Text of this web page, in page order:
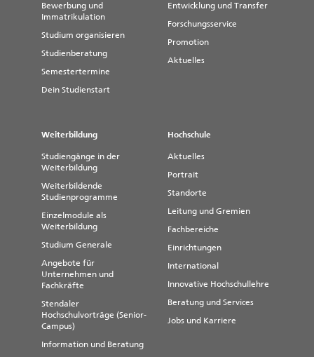
Bewerbung und
Immatrikulation
Studium organisieren
Studienberatung
Semestertermine
Dein Studienstart
Entwicklung und Transfer
Forschungsservice
Promotion
Aktuelles
Weiterbildung
Studiengänge in der
Weiterbildung
Weiterbildende
Studienprogramme
Einzelmodule als
Weiterbildung
Studium Generale
Angebote für
Unternehmen und
Fachkräfte
Stendaler
Hochschulvorträge (Senior-
Campus)
Information und Beratung
Hochschule
Aktuelles
Portrait
Standorte
Leitung und Gremien
Fachbereiche
Einrichtungen
International
Innovative Hochschullehre
Beratung und Services
Jobs und Karriere